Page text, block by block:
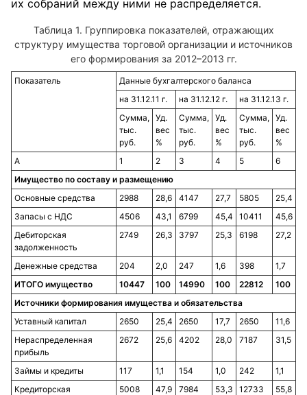
их собраний между ними не распределяется.
Таблица 1. Группировка показателей, отражающих
структуру имущества торговой организации и источников
его формирования за 2012–2013 гг.
Показатель
Данные бухгалтерского баланса
на 31.12.11 г.
на 31.12.12 г.
на 31.12.13 г.
Сумма,
тыс.
руб.
Уд.
вес
%
Сумма,
тыс.
руб.
Уд.
вес
%
Сумма,
тыс.
руб.
Уд.
вес
%
А
1 2 3 4 5
6
Имущество по составу и размещению
Основные средства
2988 28,6 4147 27,7 5805
25,4
Запасы с НДС
4506 43,1 6799 45,4 10411
45,6
Дебиторская
задолженность
2749 26,3 3797 25,3 6198 27,2
Денежные средства 204 2,0 247 1,6 398
1,7
ИТОГО имущество
10447 100 14990 100 22812
100
Источники формирования имущества и обязательства
Уставный капитал
2650 25,4 2650 17,7 2650
11,6
Нераспределенная
прибыль
2672 25,6 4202 28,0 7187 31,5
Займы и кредиты 117 1,1 154 1,0 242
1,1
Кредиторская
5008 47,9 7984 53,3 12733 55,8